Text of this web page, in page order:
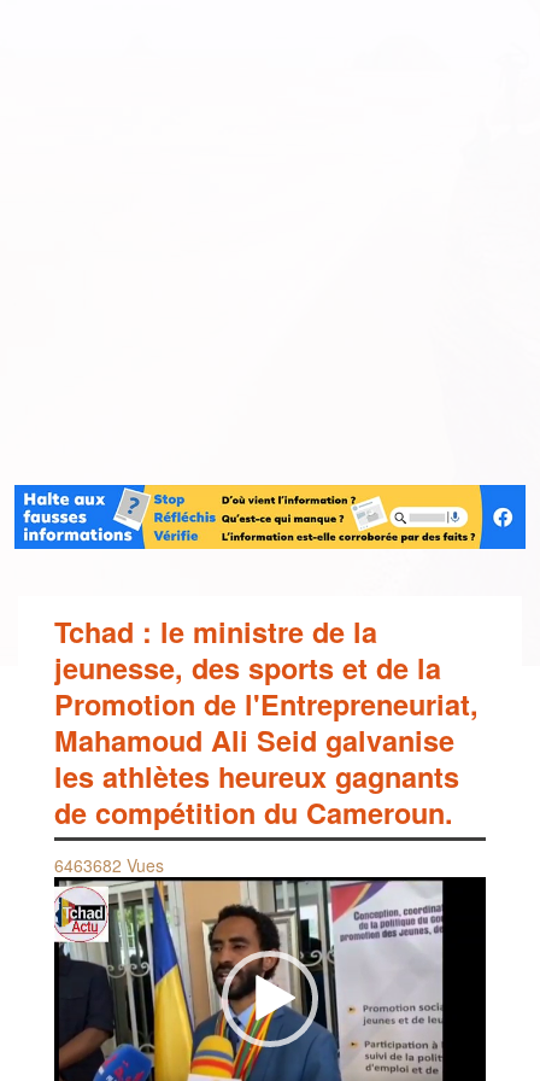
Tchad : le ministre de la
jeunesse, des sports et de la
Promotion de l'Entrepreneuriat,
Mahamoud Ali Seid galvanise
les athlètes heureux gagnants
de compétition du Cameroun.
6463682 Vues